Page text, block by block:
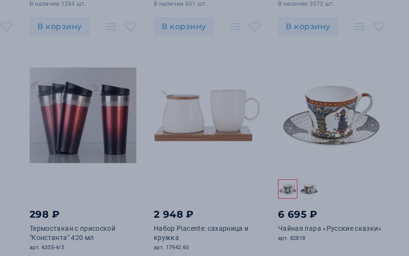
В наличии 1284 шт.
В корзину
В наличии 651 шт.
В корзину
В наличии 3573 шт.
В корзину
298 ₽
Термостакан с присоской
"Константа" 420 мл
арт. 6335-4/3
2 948 ₽
Набор Piacente: сахарница и
кружка
арт. 17942.60
6 695 ₽
Чайная пара «Русские сказки»
арт. 82818